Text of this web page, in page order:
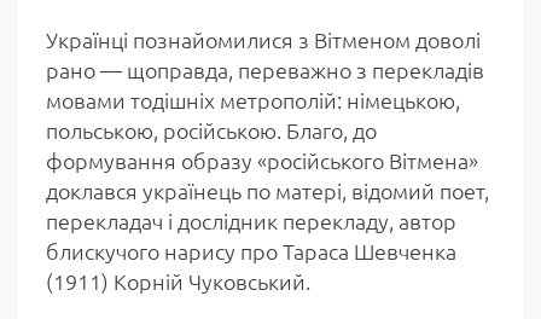
Українці познайомилися з Вітменом доволі
рано — щоправда, переважно з перекладів
мовами тодішніх метрополій: німецькою,
польською, російською. Благо, до
формування образу «російського Вітмена»
доклався українець по матері, відомий поет,
перекладач і дослідник перекладу, автор
блискучого нарису про Тараса Шевченка
(1911) Корній Чуковський.